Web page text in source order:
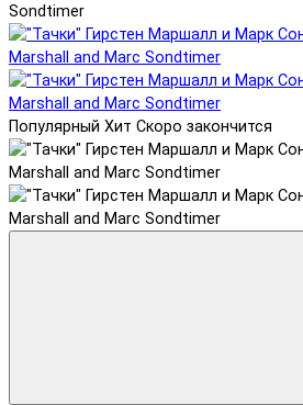
Sondtimer
Популярный Хит Скоро закончится